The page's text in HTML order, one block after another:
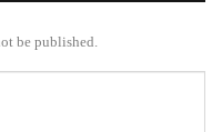
be published.